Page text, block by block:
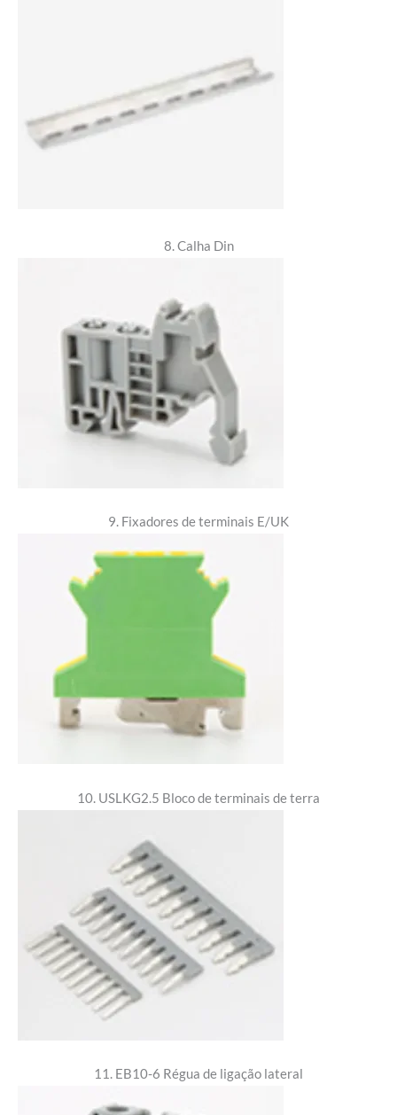
8. Calha Din
9. Fixadores de terminais E/UK
10. USLKG2.5 Bloco de terminais de terra
11. EB10-6 Régua de ligação lateral